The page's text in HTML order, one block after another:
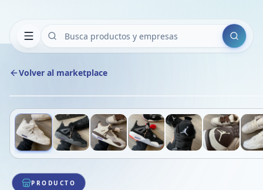
Buscar
Volver al marketplace
1/8
PRODUCTO